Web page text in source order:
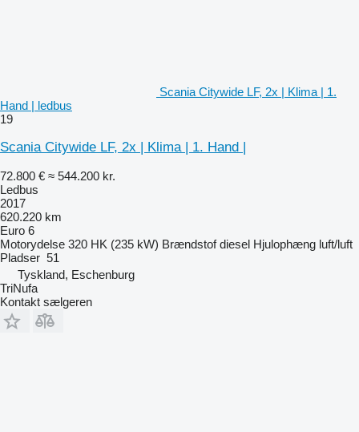
Scania Citywide LF, 2x | Klima | 1.
Hand | ledbus
19
Scania Citywide LF, 2x | Klima | 1. Hand |
72.800 € ≈ 544.200 kr.
Ledbus
2017
620.220 km
Euro 6
Motorydelse 320 HK (235 kW) Brændstof diesel Hjulophæng luft/luft
Pladser 51
Tyskland, Eschenburg
TriNufa
Kontakt sælgeren